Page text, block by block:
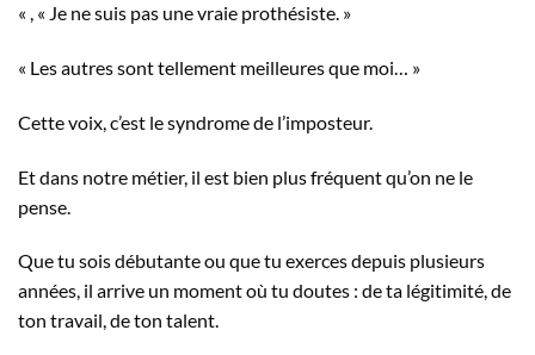
« , « Je ne suis pas une vraie prothésiste. »
« Les autres sont tellement meilleures que moi… »
Cette voix, c’est le syndrome de l’imposteur.
Et dans notre métier, il est bien plus fréquent qu’on ne le
pense.
Que tu sois débutante ou que tu exerces depuis plusieurs
années, il arrive un moment où tu doutes : de ta légitimité, de
ton travail, de ton talent.